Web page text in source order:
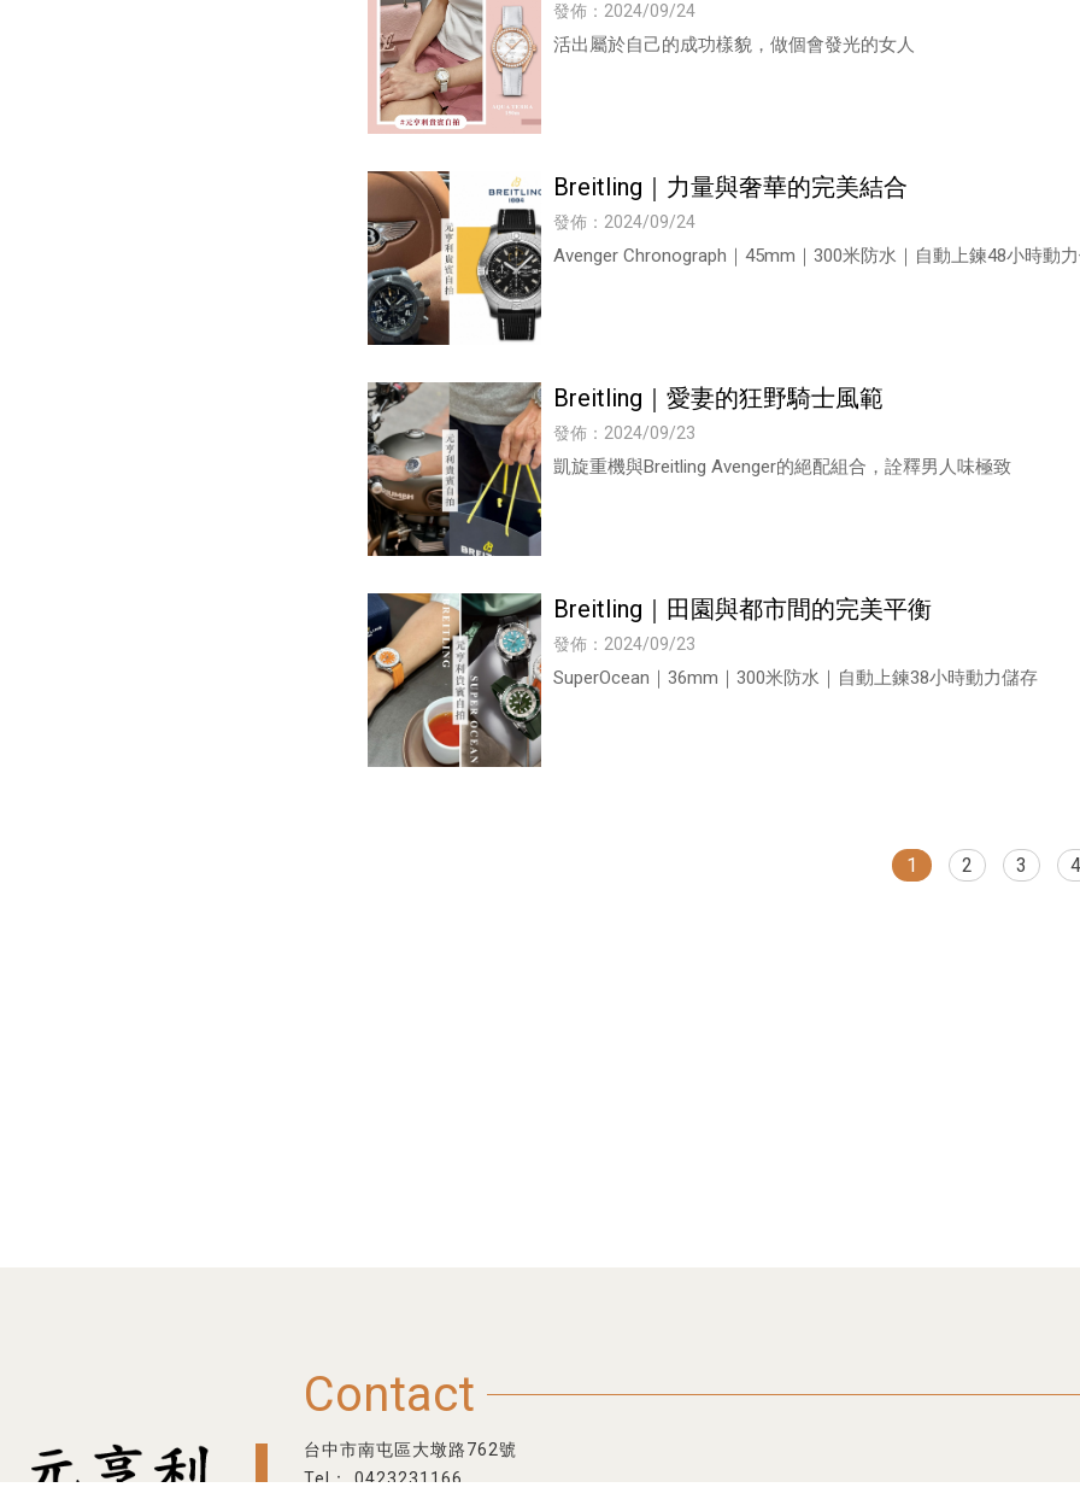
發佈：2024/09/24
活出屬於自己的成功樣貌，做個會發光的女人
Breitling｜力量與奢華的完美結合
發佈：2024/09/24
Avenger Chronograph｜45mm｜300米防水｜自動上鍊48小時動
Breitling｜愛妻的狂野騎士風範
發佈：2024/09/23
凱旋重機與Breitling Avenger的絕配組合，詮釋男人味極致
Breitling｜田園與都市間的完美平衡
發佈：2024/09/23
SuperOcean｜36mm｜300米防水｜自動上鍊38小時動力儲存
1 2 3 4
Contact
台中市南屯區大墩路762號
0423231166